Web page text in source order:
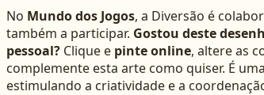
No Mundo dos Jogos, a Diversão é
também a participar. Gostou deste
pessoal? Clique e pinte online, altere as
complemente esta arte como quiser. É
estimulando a criatividade e a